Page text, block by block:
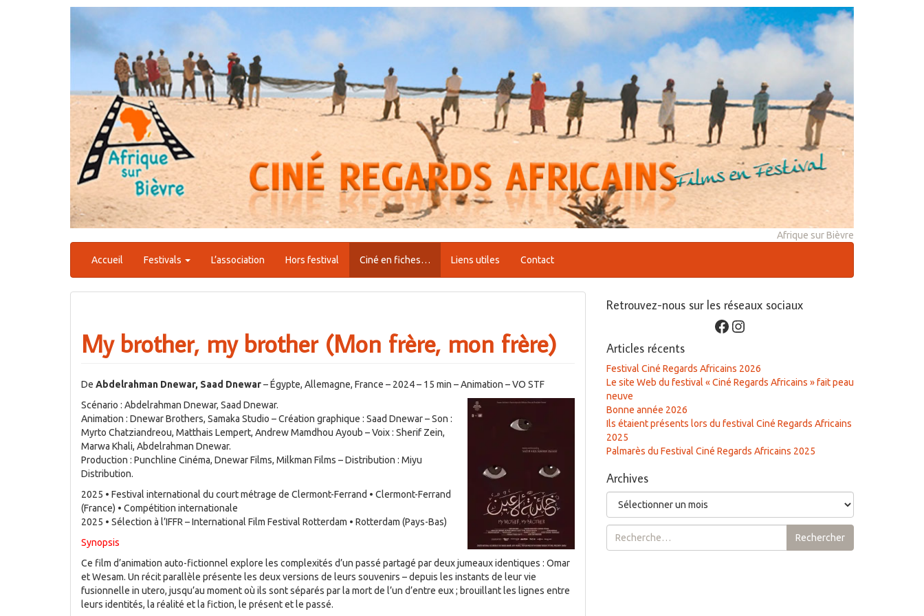
Afrique sur Bièvre
Accueil Festivals L’association Hors festival Ciné en fiches… Liens utiles Contact
My brother, my brother (Mon frère, mon frère)
De Abdelrahman Dnewar, Saad Dnewar– Égypte, Allemagne, France – 2024 – 15 min – Animation – VO STF
Scénario : Abdelrahman Dnewar, Saad Dnewar.
Animation : Dnewar Brothers, Samaka Studio – Création graphique : Saad Dnewar – Son :
Myrto Chatziandreou, Matthais Lempert, Andrew Mamdhou Ayoub – Voix : Sherif Zein,
Marwa Khali, Abdelrahman Dnewar.
Production : Punchline Cinéma, Dnewar Films, Milkman Films – Distribution : Miyu
Distribution.
2025 • Festival international du court métrage de Clermont-Ferrand • Clermont-Ferrand
(France) • Compétition internationale
2025 • Sélection à l’IFFR – International Film Festival Rotterdam • Rotterdam (Pays-Bas)
Synopsis
Ce film d’animation auto-fictionnel explore les complexités d’un passé partagé par deux jumeaux identiques : Omar
et Wesam. Un récit parallèle présente les deux versions de leurs souvenirs – depuis les instants de leur vie
fusionnelle in utero, jusqu’au moment où ils sont séparés par la mort de l’un d’entre eux ; brouillant les lignes entre
leurs identités, la réalité et la fiction, le présent et le passé.
Retrouvez-nous sur les réseaux sociaux
Facebook
Instagram
Articles récents
Festival Ciné Regards Africains 2026
Le site Web du festival « Ciné Regards Africains » fait peau
neuve
Bonne année 2026
Ils étaient présents lors du festival Ciné Regards Africains
2025
Palmarès du Festival Ciné Regards Africains 2025
Archives
Archives
Rechercher :
Rechercher